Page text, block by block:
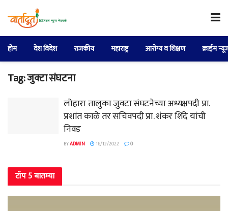
होम देश विदेश राजकीय महाराष्ट्र आरोग्य व शिक्षण क्राईम
Tag:जुक्टा संघटना
लोहारा तालुका जुक्टा संघटनेच्या अध्यक्षपदी प्रा.
प्रशांत काळे तर सचिवपदी प्रा. शंकर शिंदे यांची
निवड
BYADMIN 16/12/2022 0
टॉप 5 बातम्या